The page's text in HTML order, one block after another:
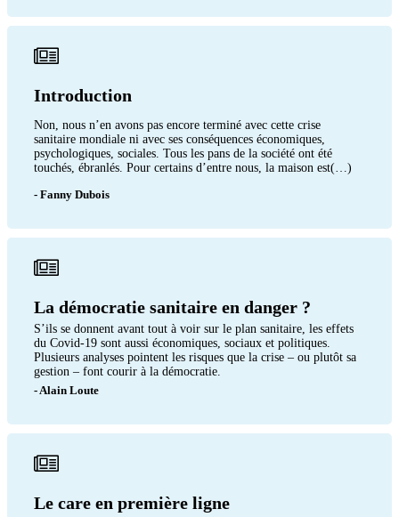
Introduction
Non, nous n’en avons pas encore terminé avec cette crise
sanitaire mondiale ni avec ses conséquences économiques,
psychologiques, sociales. Tous les pans de la société ont été
touchés, ébranlés. Pour certains d’entre nous, la maison est(…)
- Fanny Dubois
La démocratie sanitaire en danger ?
S’ils se donnent avant tout à voir sur le plan sanitaire, les effets
du Covid-19 sont aussi économiques, sociaux et politiques.
Plusieurs analyses pointent les risques que la crise – ou plutôt sa
gestion – font courir à la démocratie.
- Alain Loute
Le care en première ligne